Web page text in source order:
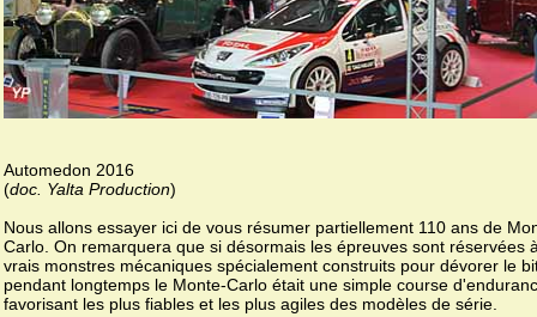
Automedon 2016
(doc. Yalta Production)
Nous allons essayer ici de vous résumer partiellement 110 ans de
Carlo. On remarquera que si désormais les épreuves sont réservées
vrais monstres mécaniques spécialement construits pour dévorer le
pendant longtemps le Monte-Carlo était une simple course
favorisant les plus fiables et les plus agiles des modèles de série.